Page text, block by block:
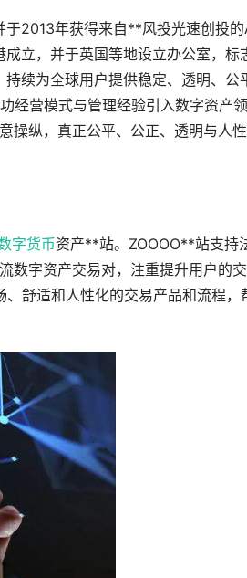
于2013年获得来自**风投光速创投
立，并于英国等地设立办公室，标
续为全球用户提供稳定、透明、公
经营模式与管理经验引入数字资产领
操纵，真正公平、公正、透明与人
字货币资产**站。ZOOOO**站支持
数字资产交易对，注重提升用户的
舒适和人性化的交易产品和流程，